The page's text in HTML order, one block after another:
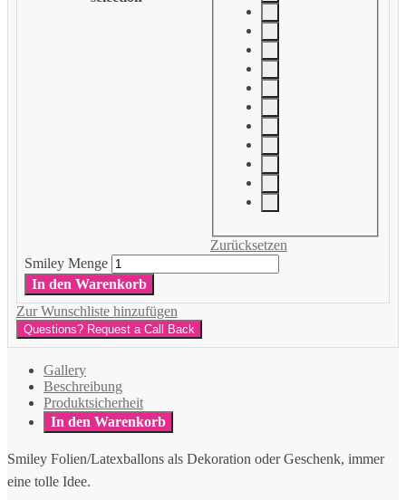
Zurücksetzen
Smiley Menge
In den Warenkorb
Zur Wunschliste hinzufügen
Questions? Request a Call Back
Gallery
Beschreibung
Produktsicherheit
In den Warenkorb
Smiley Folien/Latexballons als Dekoration oder Geschenk, immer
eine tolle Idee.